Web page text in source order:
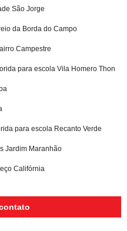
São Jorge
da Borda do Campo
Campestre
para escola Vila Homero Thon
para escola Recanto Verde
Jardim Maranhão
Califórnia